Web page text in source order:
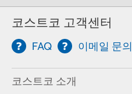
코스트코 고객센터
FAQ 이메일 문의
코스트코 소개